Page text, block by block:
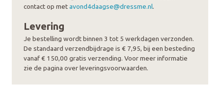
contact op metavond4daagse@dressme.nl.
Levering
Je bestelling wordt binnen 3 tot 5 werkdagen verzonden.
De standaard verzendbijdrage is € 7,95, bij een besteding
vanaf € 150,00 gratis verzending. Voor meer informatie
zie de pagina over leveringsvoorwaarden.